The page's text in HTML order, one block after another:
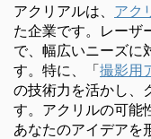
アクリアルは、 アク
た企業です。レーザ
で、幅広いニーズに
す。特に、「撮影用
の技術力を活かし、
す。アクリルの可能
あなたのアイデアを